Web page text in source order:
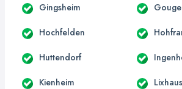
Gingsheim
Hochfelden
Huttendorf
Kienheim